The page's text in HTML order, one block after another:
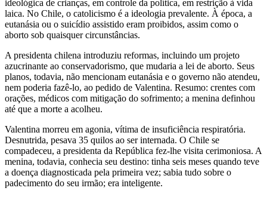
ideológica de crianças, em controle da política, em restrição à vida
laica. No Chile, o catolicismo é a ideologia prevalente. À época, a
eutanásia ou o suicídio assistido eram proibidos, assim como o
aborto sob quaisquer circunstâncias.
A presidenta chilena introduziu reformas, incluindo um projeto
azucrinante ao conservadorismo, que mudaria a lei de aborto. Seus
planos, todavia, não mencionam eutanásia e o governo não atendeu,
nem poderia fazê-lo, ao pedido de Valentina. Resumo: crentes com
orações, médicos com mitigação do sofrimento; a menina definhou
até que a morte a acolheu.
Valentina morreu em agonia, vítima de insuficiência respiratória.
Desnutrida, pesava 35 quilos ao ser internada. O Chile se
compadeceu, a presidenta da República fez-lhe visita cerimoniosa. A
menina, todavia, conhecia seu destino: tinha seis meses quando teve
a doença diagnosticada pela primeira vez; sabia tudo sobre o
padecimento do seu irmão; era inteligente.